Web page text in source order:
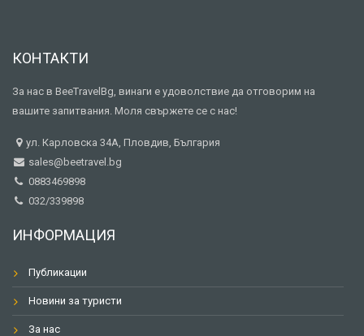
КОНТАКТИ
За нас в BeeTravelBg, винаги е удоволствие да отговорим на
вашите запитвания. Моля свържете се с нас!
ул. Карловска 34А, Пловдив, България
sales@beetravel.bg
0883469898
032/339898
ИНФОРМАЦИЯ
Публикации
Новини за туристи
За нас